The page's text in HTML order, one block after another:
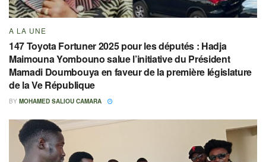
A LA UNE
147 Toyota Fortuner 2025 pour les députés : Hadja
Maimouna Yombouno salue l’initiative du Président
Mamadi Doumbouya en faveur de la première législature
de la Ve République
BY MOHAMED SALIOU CAMARA